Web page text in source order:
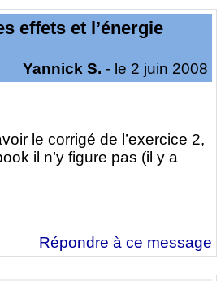
effets et l’énergie
Yannick S. - le 2 juin 2008
le corrigé de l’exercice 2,
il n’y figure pas (il y a
Répondre à ce message